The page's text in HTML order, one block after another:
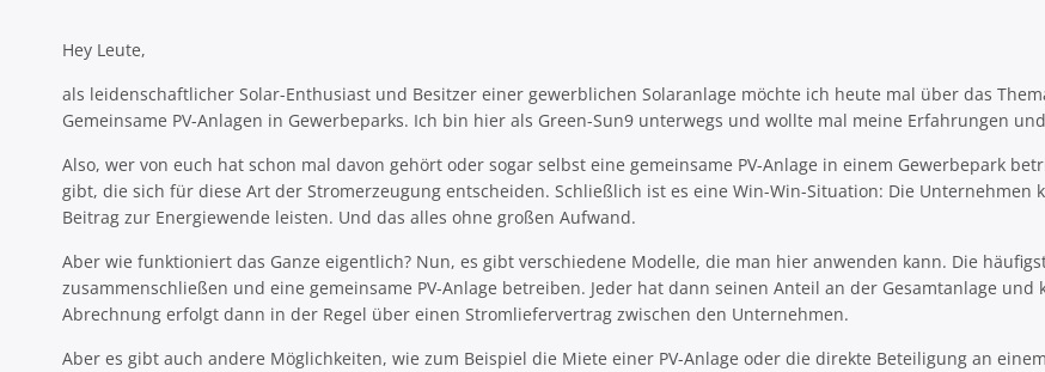
Hey Leute,
als leidenschaftlicher Solar-Enthusiast und Besitzer einer gewerblichen Solaranlage möchte ich heute mal über das
Gemeinsame PV-Anlagen in Gewerbeparks. Ich bin hier als Green-Sun9 unterwegs und wollte mal meine Erfahrungen
Also, wer von euch hat schon mal davon gehört oder sogar selbst eine gemeinsame PV-Anlage in einem Gewerbepark
gibt, die sich für diese Art der Stromerzeugung entscheiden. Schließlich ist es eine Win-Win-Situation: Die Unternehmen
Beitrag zur Energiewende leisten. Und das alles ohne großen Aufwand.
Aber wie funktioniert das Ganze eigentlich? Nun, es gibt verschiedene Modelle, die man hier anwenden kann. Die
zusammenschließen und eine gemeinsame PV-Anlage betreiben. Jeder hat dann seinen Anteil an der Gesamtanlage
Abrechnung erfolgt dann in der Regel über einen Stromliefervertrag zwischen den Unternehmen.
Aber es gibt auch andere Möglichkeiten, wie zum Beispiel die Miete einer PV-Anlage oder die direkte Beteiligung an